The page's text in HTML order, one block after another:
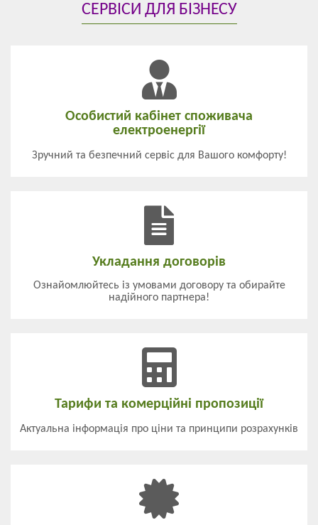
СЕРВІСИ ДЛЯ БІЗНЕСУ
Особистий кабінет споживача
електроенергії
Зручний та безпечний сервіс для Вашого комфорту!
Укладання договорів
Ознайомлюйтесь із умовами договору та обирайте
надійного партнера!
Тарифи та комерційні пропозиції
Актуальна інформація про ціни та принципи розрахунків